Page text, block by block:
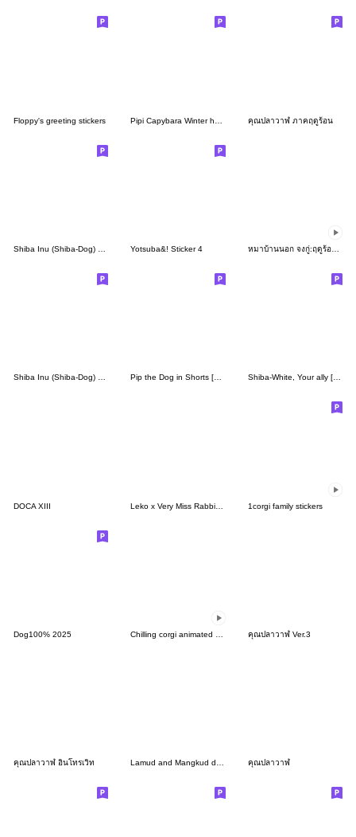
Floppy's greeting stickers คุณปลาวาฬ ภาคฤดูร้อน
Yotsuba&! Sticker 4 หมาบ้านนอก จงกู่:ฤดูร้อนแสนสุข
Shiba Inu (Shiba-Dog) stickers - vol.3 Pip the Dog in Shorts [Spring & Summer] Shiba-White, Your ally [en]
DOCA XIII 1corgi family stickers
Dog100% 2025 คุณปลาวาฬ Ver.3
คุณปลาวาฬ อินโทรเวิท Lamud and Mangkud daily คุณปลาวาฬ